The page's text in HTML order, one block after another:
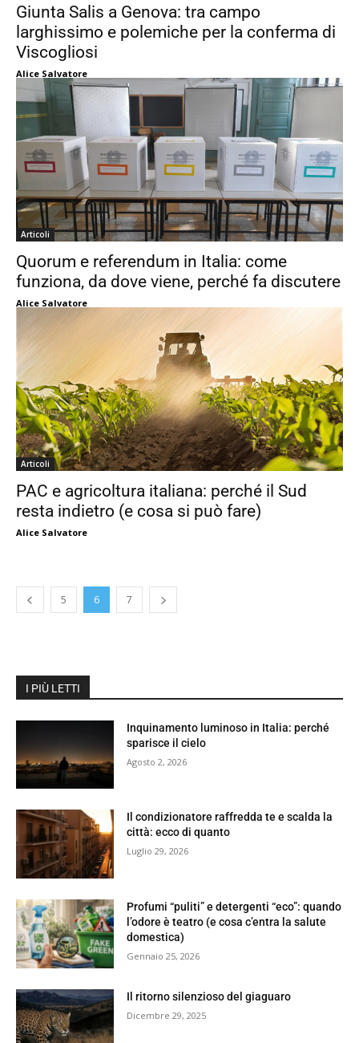
Giunta Salis a Genova: tra campo
larghissimo e polemiche per la conferma di
Viscogliosi
Alice Salvatore
Articoli
Quorum e referendum in Italia: come
funziona, da dove viene, perché fa discutere
Alice Salvatore
Articoli
PAC e agricoltura italiana: perché il Sud
resta indietro (e cosa si può fare)
Alice Salvatore
5 6 7
I PIÙ LETTI
Inquinamento luminoso in Italia: perché
sparisce il cielo
Agosto 2, 2026
Il condizionatore raffredda te e scalda la
città: ecco di quanto
Luglio 29, 2026
Profumi “puliti” e detergenti “eco”: quando
l’odore è teatro (e cosa c’entra la salute
domestica)
Gennaio 25, 2026
Il ritorno silenzioso del giaguaro
Dicembre 29, 2025